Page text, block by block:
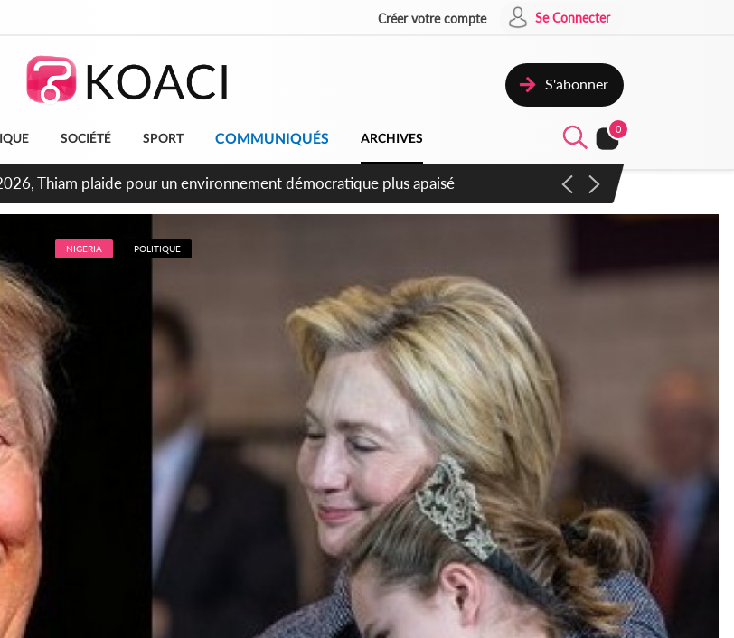
Créer votre compte Se Connecter
S'abonner
SOCIÉTÉ SPORT COMMUNIQUÉS ARCHIVES
0
2026, les convocations seront disponibles à compter du samedi
NIGERIA POLITIQUE